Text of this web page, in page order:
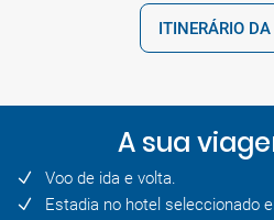
ITINERÁRIO
A sua
Voo de ida e volta.
Estadia no hotel seleccionado